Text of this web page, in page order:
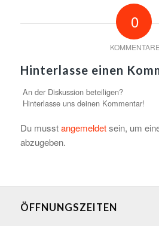
0
KOMMENTARE
Hinterlasse einen
An der Diskussion beteiligen?
Hinterlasse uns deinen Kommentar!
Du musstangemeldetsein, um
abzugeben.
ÖFFNUNGSZEITEN